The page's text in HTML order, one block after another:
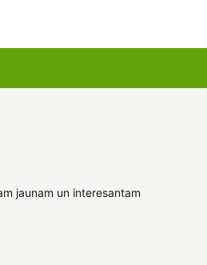
jaunam un interesantam